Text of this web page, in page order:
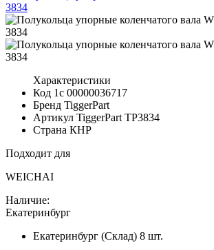
Характеристики
Код 1с 00000036717
Бренд TiggerPart
Артикул TiggerPart TP3834
Страна КНР
Подходит для
WEICHAI
Наличие:
Екатеринбург
Екатеринбург (Склад) 8 шт.